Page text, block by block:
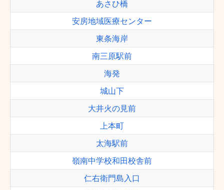
あさひ橋
安房地域医療センター
東条海岸
南三原駅前
海発
城山下
大井火の見前
上本町
太海駅前
嶺南中学校和田校舎前
仁右衛門島入口